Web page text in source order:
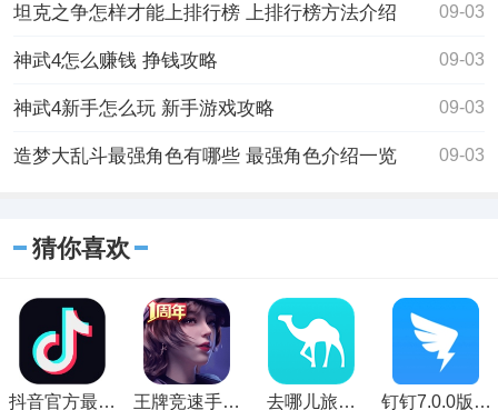
坦克之争怎样才能上排行榜 上排行榜方法介绍 09-03
神武4怎么赚钱 挣钱攻略 09-03
神武4新手怎么玩 新手游戏攻略 09-03
造梦大乱斗最强角色有哪些 最强角色介绍一览 09-03
猜你喜欢
抖音官方最新 王牌竞速手游 去哪儿旅行 钉钉7.0.0版下